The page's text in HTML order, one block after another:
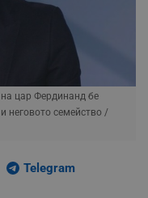
цар Фердинанд бе
неговото семейство /
Telegram